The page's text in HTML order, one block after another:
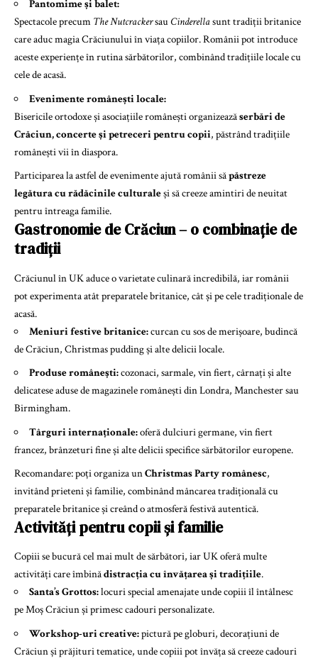
Pantomime și balet:
Spectacole precum The Nutcrackersau Cinderellasunt tradiții britanice
care aduc magia Crăciunului în viața copiilor. Românii pot introduce
aceste experiențe în rutina sărbătorilor, combinând tradițiile locale cu
cele de acasă.
Evenimente românești locale:
Bisericile ortodoxe și asociațiile românești organizeazăserbări de
Crăciun, concerte și petreceri pentru copii, păstrând tradițiile
românești vii în diaspora.
Participarea la astfel de evenimente ajută românii săpăstreze
legătura cu rădăcinile culturaleși să creeze amintiri de neuitat
pentru întreaga familie.
Gastronomie de Crăciun – o combinație de
tradiții
Crăciunul în UK aduce o varietate culinară incredibilă, iar românii
pot experimenta atât preparatele britanice, cât și pe cele tradiționale de
acasă.
Meniuri festive britanice:curcan cu sos de merișoare, budincă
de Crăciun, Christmas pudding și alte delicii locale.
Produse românești:cozonaci, sarmale, vin fiert, cârnați și alte
delicatese aduse de magazinele românești din Londra, Manchester sau
Birmingham.
Târguri internaționale:oferă dulciuri germane, vin fiert
francez, brânzeturi fine și alte delicii specifice sărbătorilor europene.
Recomandare: poți organiza unChristmas Party românesc,
invitând prieteni și familie, combinând mâncarea tradițională cu
preparatele britanice și creând o atmosferă festivă autentică.
Activități pentru copii și familie
Copiii se bucură cel mai mult de sărbători, iar UK oferă multe
activități care îmbinădistracția cu învățarea și tradițiile.
Santa’s Grottos:locuri special amenajate unde copiii îl întâlnesc
pe Moș Crăciun și primesc cadouri personalizate.
Workshop-uri creative:pictură pe globuri, decorațiuni de
Crăciun și prăjituri tematice, unde copiii pot învăța să creeze cadouri